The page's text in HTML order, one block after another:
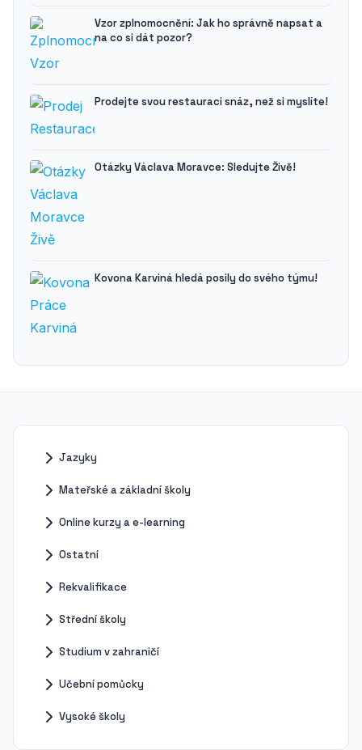
Vzor zplnomocnění: Jak ho správně napsat a
na co si dát pozor?
Prodejte svou restauraci snáz, než si myslíte!
Otázky Václava Moravce: Sledujte Živě!
Kovona Karviná hledá posily do svého týmu!
Jazyky
Mateřské a základní školy
Online kurzy a e-learning
Ostatní
Rekvalifikace
Střední školy
Studium v zahraničí
Učební pomůcky
Vysoké školy